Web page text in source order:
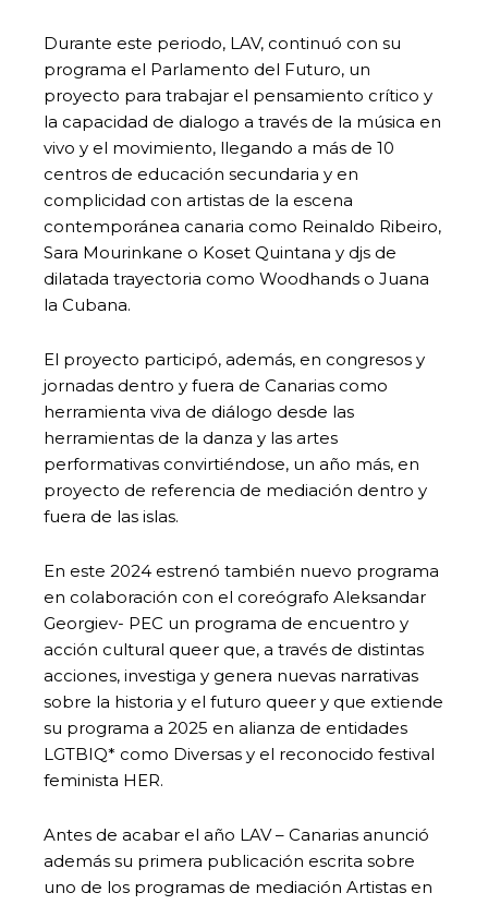
Durante este periodo, LAV, continuó con su
programa el Parlamento del Futuro, un
proyecto para trabajar el pensamiento crítico y
la capacidad de dialogo a través de la música en
vivo y el movimiento, llegando a más de 10
centros de educación secundaria y en
complicidad con artistas de la escena
contemporánea canaria como Reinaldo Ribeiro,
Sara Mourinkane o Koset Quintana y djs de
dilatada trayectoria como Woodhands o Juana
la Cubana.
El proyecto participó, además, en congresos y
jornadas dentro y fuera de Canarias como
herramienta viva de diálogo desde las
herramientas de la danza y las artes
performativas convirtiéndose, un año más, en
proyecto de referencia de mediación dentro y
fuera de las islas.
En este 2024 estrenó también nuevo programa
en colaboración con el coreógrafo Aleksandar
Georgiev- PEC un programa de encuentro y
acción cultural queer que, a través de distintas
acciones, investiga y genera nuevas narrativas
sobre la historia y el futuro queer y que extiende
su programa a 2025 en alianza de entidades
LGTBIQ* como Diversas y el reconocido festival
feminista HER.
Antes de acabar el año LAV – Canarias anunció
además su primera publicación escrita sobre
uno de los programas de mediación Artistas en